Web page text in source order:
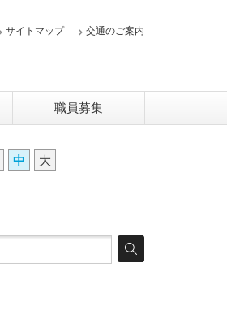
サイトマップ 交通のご案内
職員募集
中 大